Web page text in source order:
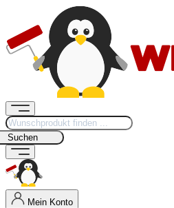
Suchen
Mein Konto